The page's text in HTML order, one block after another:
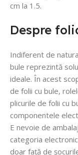
cm la 1.5.
Despre
Indiferent de
bule reprezintă
ideale. În acest
de folii cu bule,
plicurile de folii cu
componentele
E nevoie de
categoria
doar față de